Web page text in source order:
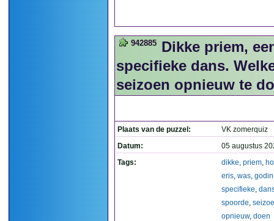
942885 Dikke priem,
specifieke dans.
seizoen opnieuw te
Plaats van de puzzel:
VK zomerquiz
Datum:
05 augustus
Tags:
dikke, priem,
eris, was, godin
specifieke,
spoorde,
opnieuw, doen